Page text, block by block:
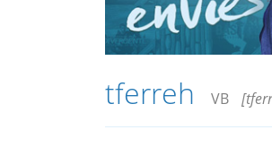
tferreh VB